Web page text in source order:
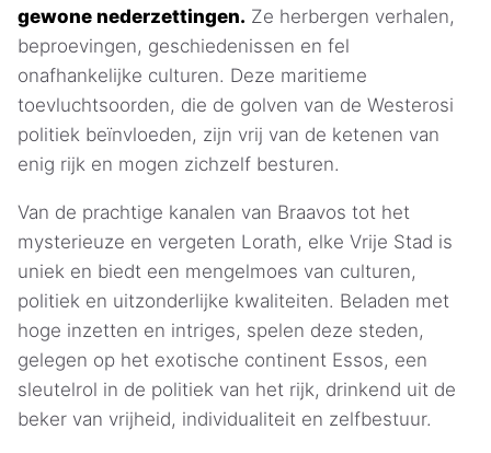
gewone nederzettingen. Ze herbergen verhalen,
beproevingen, geschiedenissen en fel
onafhankelijke culturen. Deze maritieme
toevluchtsoorden, die de golven van de Westerosi
politiek beïnvloeden, zijn vrij van de ketenen van
enig rijk en mogen zichzelf besturen.
Van de prachtige kanalen van Braavos tot het
mysterieuze en vergeten Lorath, elke Vrije Stad is
uniek en biedt een mengelmoes van culturen,
politiek en uitzonderlijke kwaliteiten. Beladen met
hoge inzetten en intriges, spelen deze steden,
gelegen op het exotische continent Essos, een
sleutelrol in de politiek van het rijk, drinkend uit de
beker van vrijheid, individualiteit en zelfbestuur.